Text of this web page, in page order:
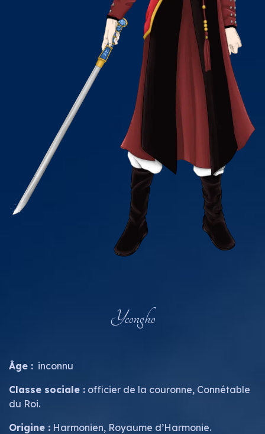
Yeongho
Âge : inconnu
Classe sociale : officier de la couronne, Connétable
du Roi.
Origine : Harmonien, Royaume d’Harmonie.